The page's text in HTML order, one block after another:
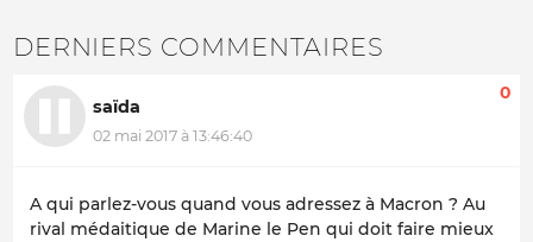
DERNIERS COMMENTAIRES
saïda
02 mai 2017 à 13:46:40
0
A qui parlez-vous quand vous adressez à Macron ? Au
rival médaitique de Marine le Pen qui doit faire mieux